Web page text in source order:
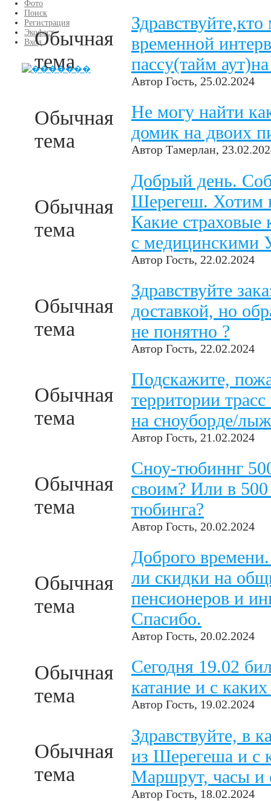
Фото
Поиск
Регистрация
Экофест
ВходОбычная
тема
временной
пассу(тайм
Автор Гость, 25.02.2024
Обычная
тема
Не могу найти
домик на двоих
Автор Тамерлан,
Обычная
тема
Добрый день.
Шерегеш. Хотим
Какие страховые
с медицинскими
Автор Гость, 22.02.2024
Обычная
тема
Здравствуйте
доставкой, но
не понятно ?
Автор Гость, 22.02.2024
Обычная
тема
Подскажите,
территории
на сноуборде/
Автор Гость, 21.02.2024
Обычная
тема
Сноу-тюбиннг
своим? Или в 500
тюбинга?
Автор Гость, 20.02.2024
Обычная
тема
Доброго
ли скидки на
пенсионеров и
Спасибо.
Автор Гость, 20.02.2024
Обычная
тема
Сегодня 19.02
катание и с
Автор Гость, 19.02.2024
Обычная
тема
Здравствуйте, в
из Шерегеша и с
Маршрут, часы и
Автор Гость, 18.02.2024